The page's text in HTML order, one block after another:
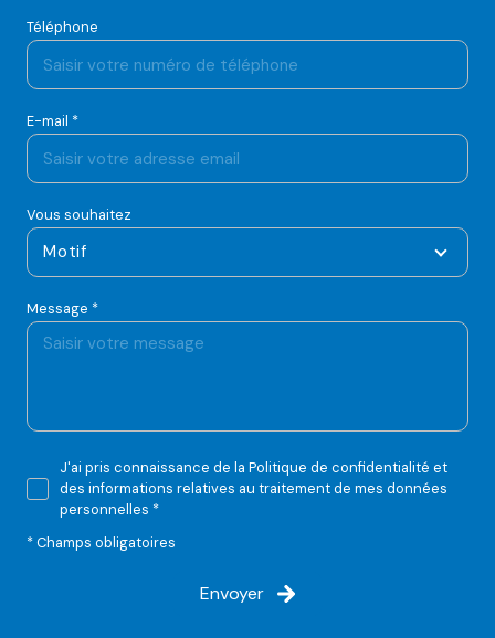
Téléphone
E-mail *
Vous souhaitez
Motif
Message *
J'ai pris connaissance de la Politique de confidentialité et
des informations relatives au traitement de mes données
personnelles *
* Champs obligatoires
Envoyer